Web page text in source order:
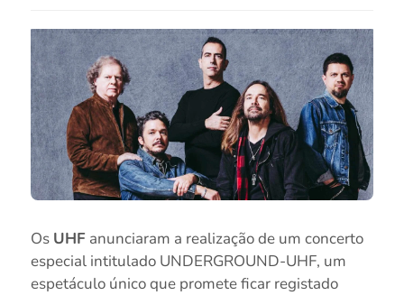
Os UHFanunciaram a realização de um concerto
especial intitulado UNDERGROUND-UHF, um
espetáculo único que promete ficar registado